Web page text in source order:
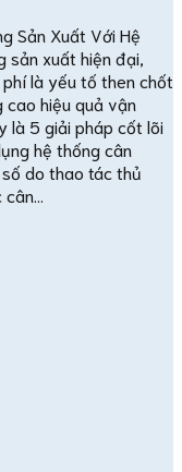
Sản Xuất Với Hệ
sản xuất hiện đại,
là yếu tố then chốt
cao hiệu quả vận
là 5 giải pháp cốt lõi
hệ thống cân
số do thao tác thủ